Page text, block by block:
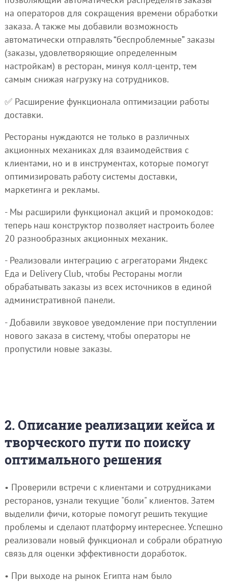
на операторов для сокращения времени обработки
заказа. А также мы добавили возможность
автоматически отправлять “беспроблемные” заказы
(заказы, удовлетворяющие определенным
настройкам) в ресторан, минуя колл-центр, тем
самым снижая нагрузку на сотрудников.
✅ Расширение функционала оптимизации работы
доставки.
Рестораны нуждаются не только в различных
акционных механиках для взаимодействия с
клиентами, но и в инструментах, которые помогут
оптимизировать работу системы доставки,
маркетинга и рекламы.
- Мы расширили функционал акций и промокодов:
теперь наш конструктор позволяет настроить более
20 разнообразных акционных механик.
- Реализовали интеграцию с агрегаторами Яндекс
Еда и Delivery Club, чтобы Рестораны могли
обрабатывать заказы из всех источников в единой
административной панели.
- Добавили звуковое уведомление при поступлении
нового заказа в систему, чтобы операторы не
пропустили новые заказы.
2. Описание реализации кейса и
творческого пути по поиску
оптимального решения
• Проверили встречи с клиентами и сотрудниками
ресторанов, узнали текущие "боли" клиентов. Затем
выделили фичи, которые помогут решить текущие
проблемы и сделают платформу интереснее. Успешно
реализовали новый функционал и собрали обратную
связь для оценки эффективности доработок.
• При выходе на рынок Египта нам было